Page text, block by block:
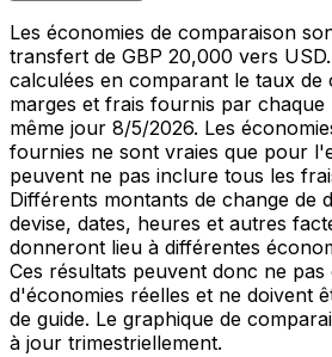
Les économies de comparaison
transfert de GBP 20,000 vers
calculées en comparant le taux de
marges et frais fournis par chaque
même jour 8/5/2026. Les
fournies ne sont vraies que pour
peuvent ne pas inclure tous les
Différents montants de change de
devise, dates, heures et autres
donneront lieu à différentes
Ces résultats peuvent donc ne pas
d'économies réelles et ne doivent
de guide. Le graphique de
à jour trimestriellement.